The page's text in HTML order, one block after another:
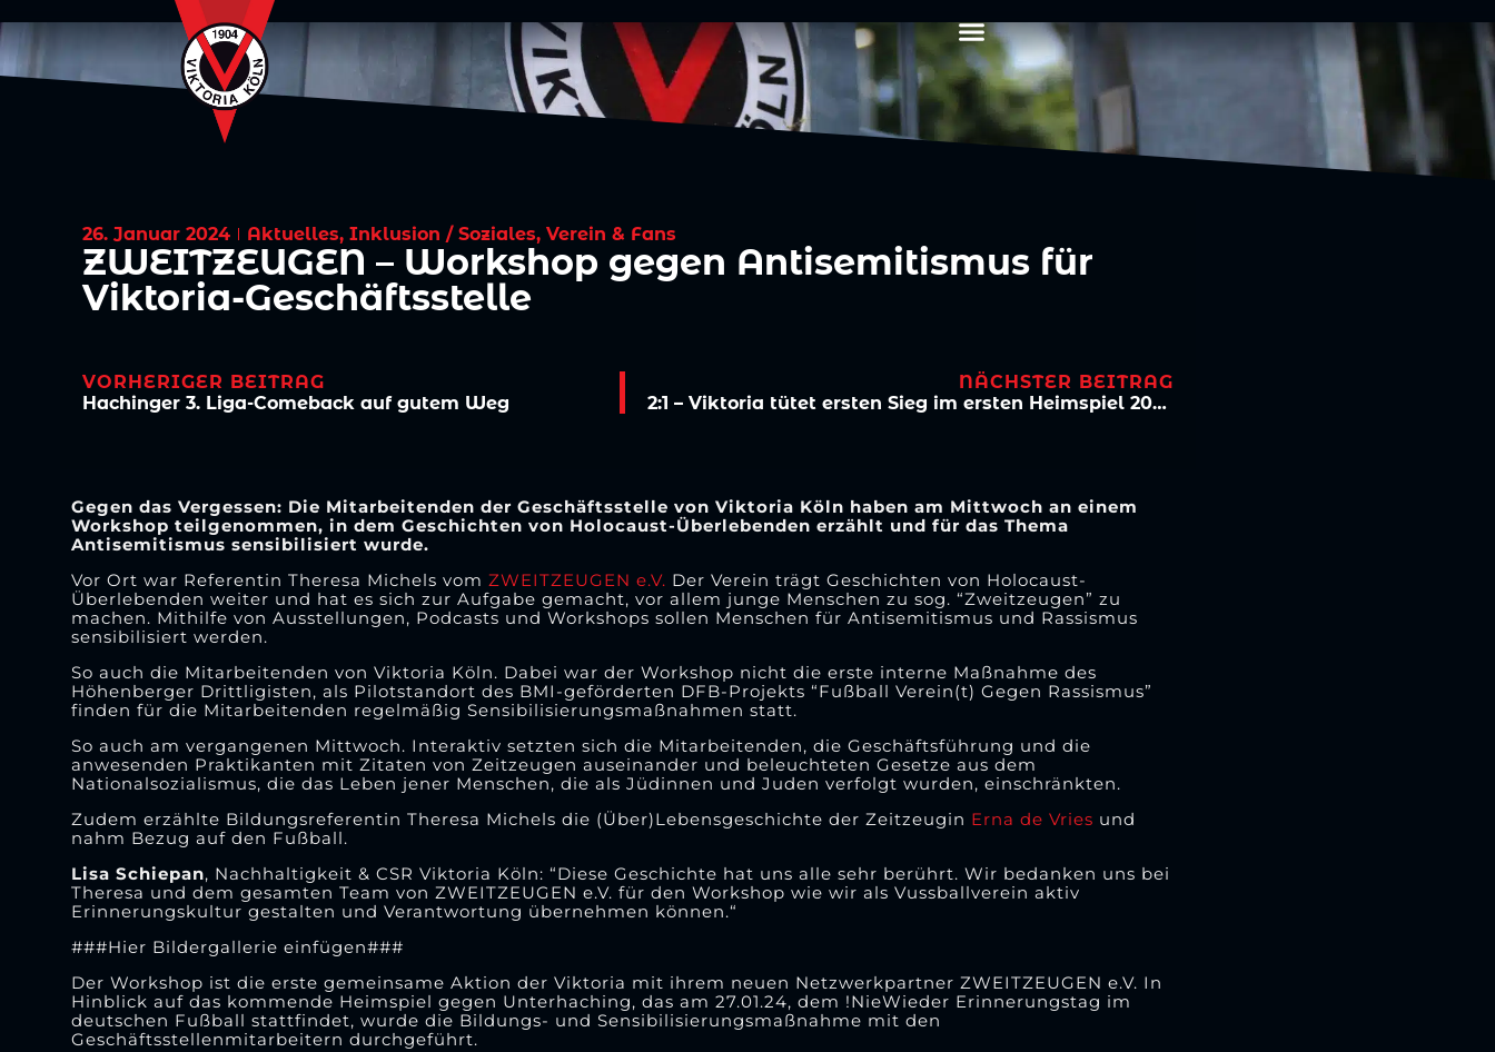
26. Januar 2024 Aktuelles,Inklusion / Soziales,Verein & Fans
ZWEITZEUGEN – Workshop gegen Antisemitismus für
Viktoria-Geschäftsstelle
VORHERIGER BEITRAG
Hachinger 3. Liga-Comeback auf gutem Weg
NÄCHSTER BEITRAG
2:1 – Viktoria tütet ersten Sieg im ersten Heimspiel 2024 ein
Gegen das Vergessen: Die Mitarbeitenden der Geschäftsstelle von Viktoria Köln haben am Mittwoch an einem
Workshop teilgenommen, in dem Geschichten von Holocaust-Überlebenden erzählt und für das Thema
Antisemitismus sensibilisiert wurde.
Vor Ort war Referentin Theresa Michels vom ZWEITZEUGEN e.V. Der Verein trägt Geschichten von Holocaust-
Überlebenden weiter und hat es sich zur Aufgabe gemacht, vor allem junge Menschen zu sog. “Zweitzeugen” zu
machen. Mithilfe von Ausstellungen, Podcasts und Workshops sollen Menschen für Antisemitismus und Rassismus
sensibilisiert werden.
So auch die Mitarbeitenden von Viktoria Köln. Dabei war der Workshop nicht die erste interne Maßnahme des
Höhenberger Drittligisten, als Pilotstandort des BMI-geförderten DFB-Projekts “Fußball Verein(t) Gegen Rassismus”
finden für die Mitarbeitenden regelmäßig Sensibilisierungsmaßnahmen statt.
So auch am vergangenen Mittwoch. Interaktiv setzten sich die Mitarbeitenden, die Geschäftsführung und die
anwesenden Praktikanten mit Zitaten von Zeitzeugen auseinander und beleuchteten Gesetze aus dem
Nationalsozialismus, die das Leben jener Menschen, die als Jüdinnen und Juden verfolgt wurden, einschränkten.
Zudem erzählte Bildungsreferentin Theresa Michels die (Über)Lebensgeschichte der Zeitzeugin Erna de Vries und
nahm Bezug auf den Fußball.
Lisa Schiepan, Nachhaltigkeit & CSR Viktoria Köln: “Diese Geschichte hat uns alle sehr berührt. Wir bedanken uns bei
Theresa und dem gesamten Team von ZWEITZEUGEN e.V. für den Workshop wie wir als Vussballverein aktiv
Erinnerungskultur gestalten und Verantwortung übernehmen können.“
###Hier Bildergallerie einfügen###
Der Workshop ist die erste gemeinsame Aktion der Viktoria mit ihrem neuen Netzwerkpartner ZWEITZEUGEN e.V. In
Hinblick auf das kommende Heimspiel gegen Unterhaching, das am 27.01.24, dem !NieWieder Erinnerungstag im
deutschen Fußball stattfindet, wurde die Bildungs- und Sensibilisierungsmaßnahme mit den
Geschäftsstellenmitarbeitern durchgeführt.